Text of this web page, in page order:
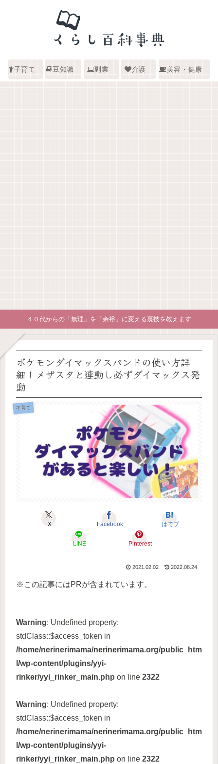
子育て 豆知識 副業 介護 美容・健康
４０代からの「無理」を「余裕」に変える裏技を教えます
ポケモンダイマックスバンドの使い方詳
細！メザスタと連動し必ずダイマックス発
動
子育て
X Facebook はてブ
LINE Pinterest
2021.02.02 2022.08.24
※この記事にはPRが含まれています。
Warning: Undefined property:
stdClass::$access_token in
/home/nerinerimama/nerinerimama.org/public_htm
l/wp-content/plugins/yyi-
rinker/yyi_rinker_main.php on line 2322
Warning: Undefined property:
stdClass::$access_token in
/home/nerinerimama/nerinerimama.org/public_htm
l/wp-content/plugins/yyi-
rinker/yyi_rinker_main.php on line 2322